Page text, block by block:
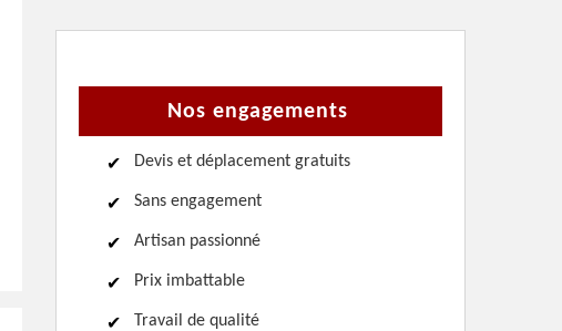
Nos engagements
Devis et déplacement gratuits
Sans engagement
Artisan passionné
Prix imbattable
Travail de qualité